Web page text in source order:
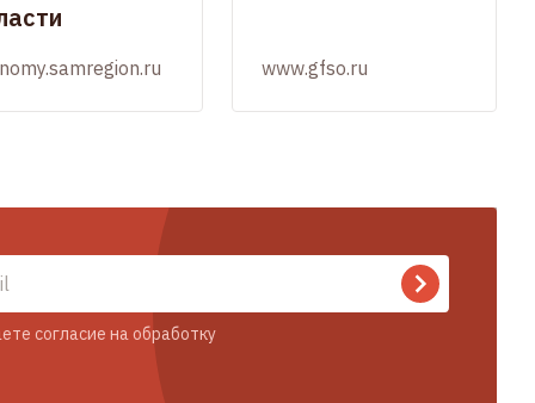
www.gfso.ru
согласие на обработку